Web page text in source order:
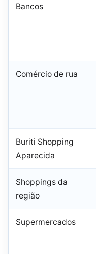
Bancos
Comércio de rua
Buriti Shopping
Aparecida
Shoppings da
região
Supermercados